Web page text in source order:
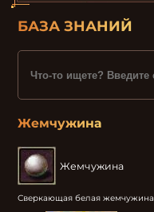
БАЗА ЗНАНИЙ
Жемчужина
Жемчужина
Сверкающая белая жемчужина